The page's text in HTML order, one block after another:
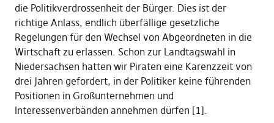
die Politikverdrossenheit der Bürger. Dies ist der
richtige Anlass, endlich überfällige gesetzliche
Regelungen für den Wechsel von Abgeordneten in die
Wirtschaft zu erlassen. Schon zur Landtagswahl in
Niedersachsen hatten wir Piraten eine Karenzzeit von
drei Jahren gefordert, in der Politiker keine führenden
Positionen in Großunternehmen und
Interessenverbänden annehmen dürfen [1].